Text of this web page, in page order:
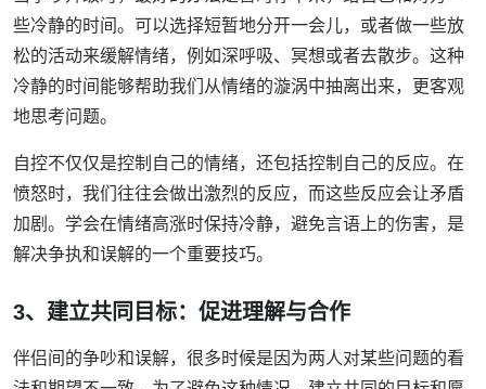
些冷静的时间。可以选择短暂地分开一会儿，或者做一些放
松的活动来缓解情绪，例如深呼吸、冥想或者去散步。这种
冷静的时间能够帮助我们从情绪的漩涡中抽离出来，更客观
地思考问题。
自控不仅仅是控制自己的情绪，还包括控制自己的反应。在
愤怒时，我们往往会做出激烈的反应，而这些反应会让矛盾
加剧。学会在情绪高涨时保持冷静，避免言语上的伤害，是
解决争执和误解的一个重要技巧。
3、建立共同目标：促进理解与合作
伴侣间的争吵和误解，很多时候是因为两人对某些问题的看